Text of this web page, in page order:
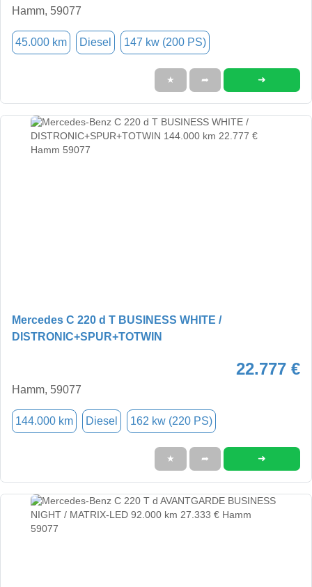
Hamm, 59077
45.000 km Diesel 147 kw (200 PS)
★ ➦ ➜
Mercedes C 220 d T BUSINESS WHITE /
DISTRONIC+SPUR+TOTWIN
22.777 €
Hamm, 59077
144.000 km Diesel 162 kw (220 PS)
★ ➦ ➜